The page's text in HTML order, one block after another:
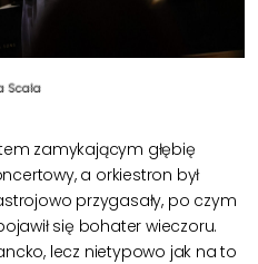
Scala
zamykającym głębię
a orkiestron był
przygasały, po czym
się bohater wieczoru.
lecz nietypowo jak na to